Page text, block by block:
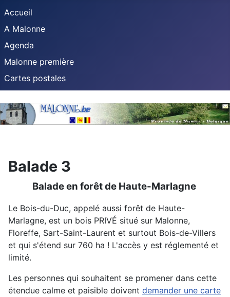
Accueil
A Malonne
Agenda
Malonne première
Cartes postales
Balade 3
Balade en forêt de Haute-Marlagne
Le Bois-du-Duc, appelé aussi forêt de Haute-
Marlagne, est un bois PRIVÉ situé sur Malonne,
Floreffe, Sart-Saint-Laurent et surtout Bois-de-Villers
et qui s'étend sur 760 ha ! L'accès y est réglementé et
limité.
Les personnes qui souhaitent se promener dans cette
étendue calme et paisible doivent demander une carte